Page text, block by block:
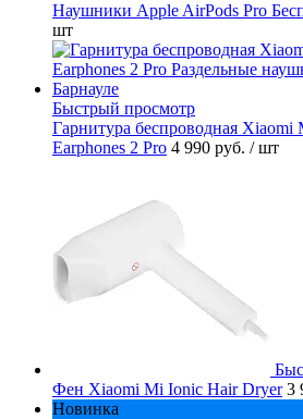
Наушники Apple AirPods Pro
шт
Быстрый просмотр
Гарнитура беспроводная Xiaomi
Earphones 2 Pro 4 990 руб. / шт
Фен Xiaomi Mi Ionic Hair Dryer 3
Новинка